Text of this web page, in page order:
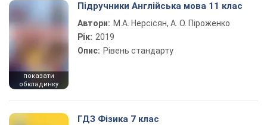
показати
обкладинку
Підручники Англійська мова 11 клас
Автори: М.А. Нерсісян, А. О. Піроженко
Рік: 2019
Опис: Рівень стандарту
ГДЗ Фізика 7 клас